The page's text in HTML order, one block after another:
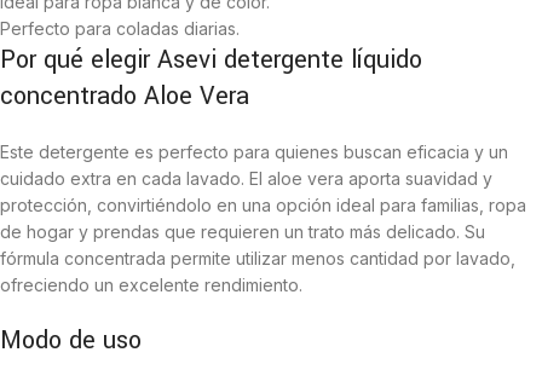
Perfecto para coladas diarias.
Por qué elegir Asevi detergente líquido
concentrado Aloe Vera
Este detergente es perfecto para quienes buscan eficacia y un
cuidado extra en cada lavado. El aloe vera aporta suavidad y
protección, convirtiéndolo en una opción ideal para familias, ropa
de hogar y prendas que requieren un trato más delicado. Su
fórmula concentrada permite utilizar menos cantidad por lavado,
ofreciendo un excelente rendimiento.
Modo de uso